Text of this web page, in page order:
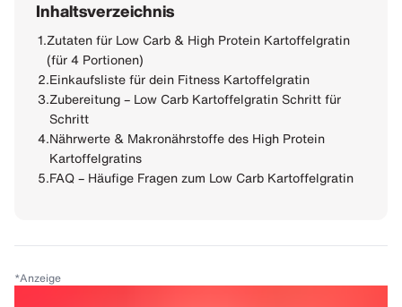
Inhaltsverzeichnis
1.Zutaten für Low Carb & High Protein Kartoffelgratin
(für 4 Portionen)
2. Einkaufsliste für dein Fitness Kartoffelgratin
3.Zubereitung – Low Carb Kartoffelgratin Schritt für
Schritt
4. Nährwerte & Makronährstoffe des High Protein
Kartoffelgratins
5. FAQ – Häufige Fragen zum Low Carb Kartoffelgratin
*Anzeige